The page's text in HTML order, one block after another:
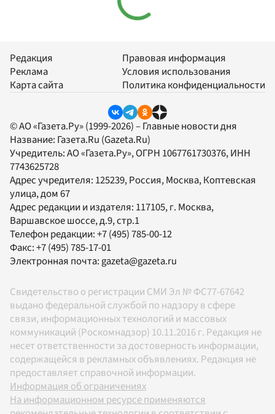
Редакция
Реклама
Карта сайта
Правовая информация
Условия использования
Политика конфиденциальности
© АО «Газета.Ру» (1999-2026) – Главные новости дня
Название: Газета.Ru (Gazeta.Ru)
Учредитель:АО «Газета.Ру», ОГРН 1067761730376, ИНН
7743625728
Адрес учредителя: 125239, Россия, Москва, Коптевская
улица, дом 67
Адрес редакции и издателя: 117105, г. Москва,
Варшавское шоссе, д.9, стр.1
Телефон редакции:+7 (495) 785-00-12
Факс:+7 (495) 785-17-01
Электронная почта: gazeta@gazeta.ru
Свидетельство о регистрации СМИ Эл № ФС77-67642
выдано федеральной службой по надзору в сфере
связи, информационных технологий и массовых
коммуникаций (Роскомнадзор) 10.11.2016 г. Редакция не
несет ответственности за достоверность информации,
содержащейся в рекламных объявлениях. Редакция не
предоставляет справочной информации.
Информация об ограничениях
На информационном ресурсе применяются